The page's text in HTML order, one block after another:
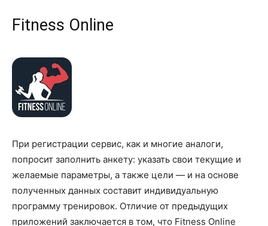
Fitness Online
При регистрации сервис, как и многие аналоги,
попросит заполнить анкету: указать свои текущие и
желаемые параметры, а также цели — и на основе
полученных данных составит индивидуальную
программу тренировок. Отличие от предыдущих
приложений заключается в том, что Fitness Online